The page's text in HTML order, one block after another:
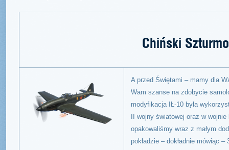
Chiński
A przed Świętami – mamy dla
Wam szanse na zdobycie
modyfikacja IŁ-10 była
II wojny światowej oraz w
opakowaliśmy wraz z małym
pokładzie – dokładnie mówiąc